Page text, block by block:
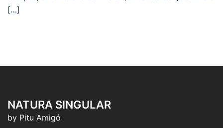
[…]
NATURA SINGULAR
by Pitu Amigó